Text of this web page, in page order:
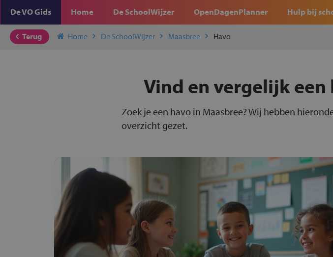
De VO Gids Home De SchoolWijzer OpenDagenPlanner Hulp bij
Terug Home De SchoolWijzer Maasbree Havo
Vind en vergelijk een
Zoek je een havo in Maasbree? Wij hebben
overzicht gezet.